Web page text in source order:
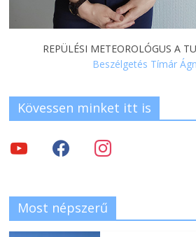
REPÜLÉSI METEOROLÓGUS A
Beszélgetés Tímár
Kövessen minket itt is
Most népszerű